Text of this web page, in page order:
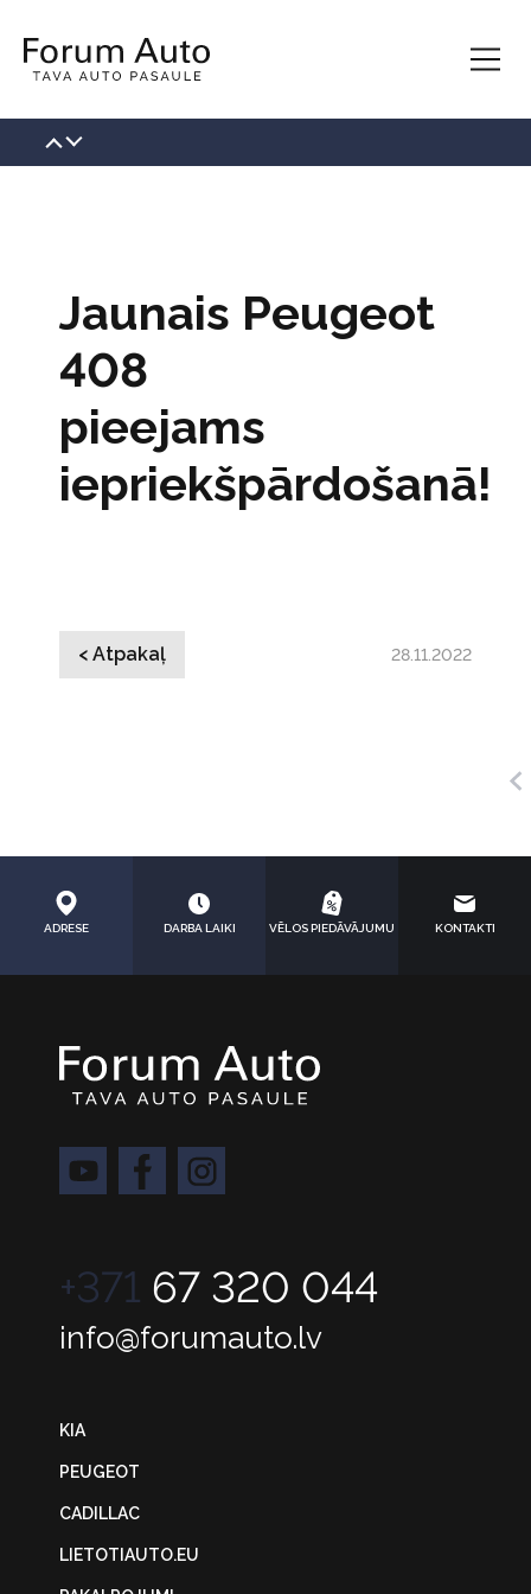
ĪPAŠIE PIEDĀVĀJUMI
Jaunais Peugeot
408
pieejams
iepriekšpārdošanā!
< Atpakaļ 28.11.2022
ADRESE DARBA LAIKI VĒLOS PIEDĀVĀJUMU KONTAKTI
KIA
PEUGEOT
CADILLAC
LIETOTIAUTO.EU
+371 67 320 044
info@forumauto.lv